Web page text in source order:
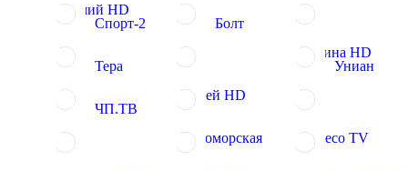
Прямий HD
Спорт-2
Болт
Украина HD
Тера
Трофей HD
Униан
ЧП.ТВ
Черноморская
Эспресо TV